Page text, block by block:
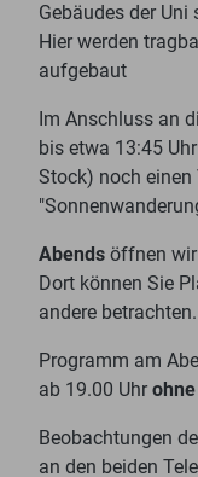
Gebäudes der Uni
Hier werden
aufgebaut
Im Anschluss an
bis etwa 13:45
Stock) noch
Abends öffnen wir
Dort können Sie
andere betrachten.
Programm am
ab 19.00 Uhr
Beobachtungen
an den beiden